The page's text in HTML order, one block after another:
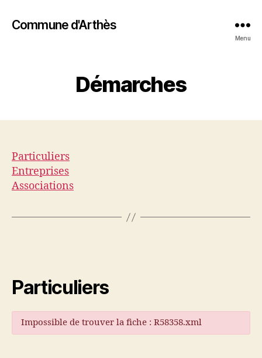
Commune d'Arthès
Menu
Démarches
Particuliers
Entreprises
Associations
Particuliers
Impossible de trouver la fiche : R58358.xml